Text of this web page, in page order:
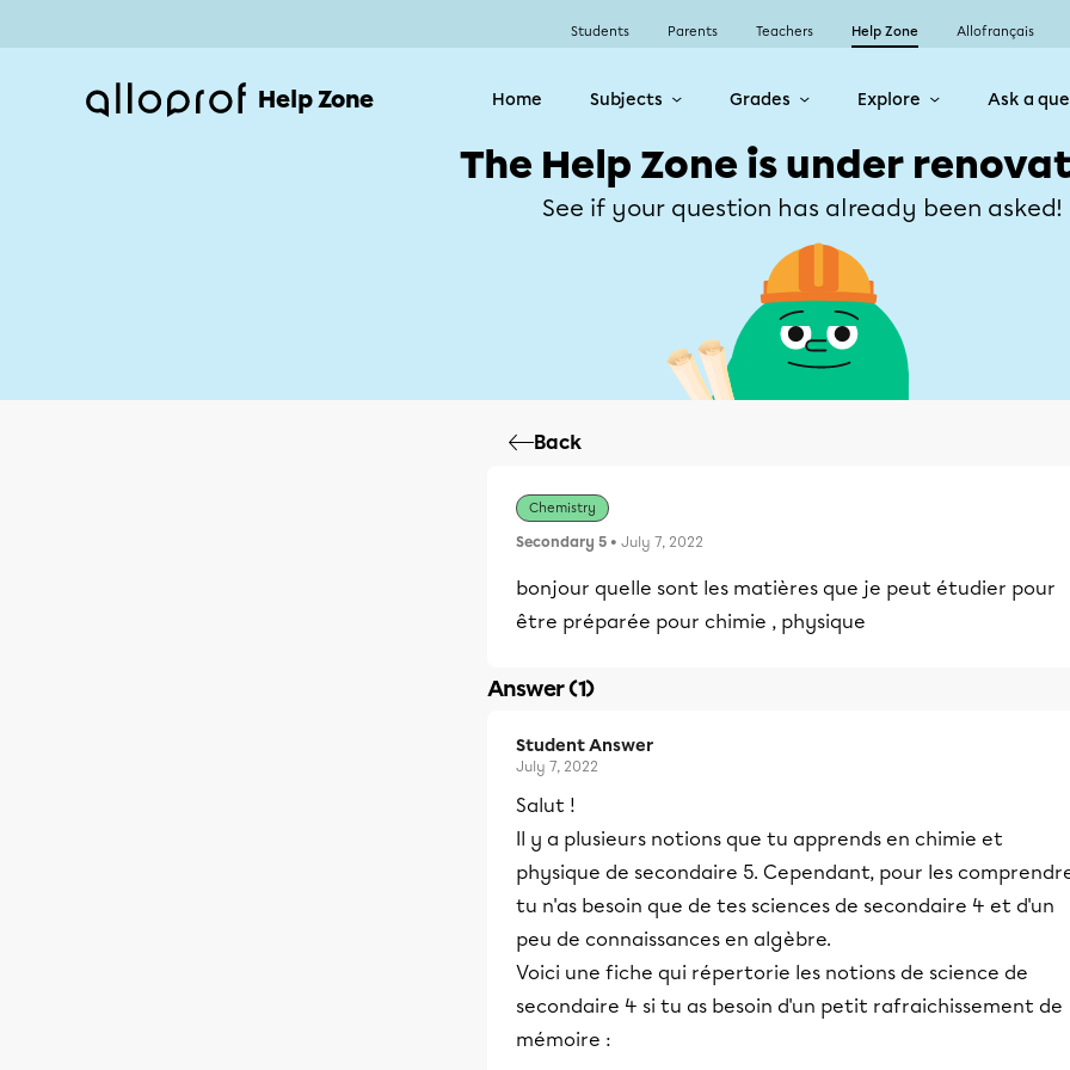
Students Parents Teachers Help Zone Allofrançais
Help Zone Home Subjects Grades Explore Ask a
The Help Zone is under
See if your question has already been asked!
Back
Chemistry
Secondary 5 • July 7, 2022
bonjour quelle sont les matières que je peut étudier pour
être préparée pour chimie , physique
Answer (1)
Student Answer
July 7, 2022
Salut !
Il y a plusieurs notions que tu apprends en chimie et
physique de secondaire 5. Cependant, pour les
tu n'as besoin que de tes sciences de secondaire 4 et d'un
peu de connaissances en algèbre.
Voici une fiche qui répertorie les notions de science de
secondaire 4 si tu as besoin d'un petit rafraichissement de
mémoire :